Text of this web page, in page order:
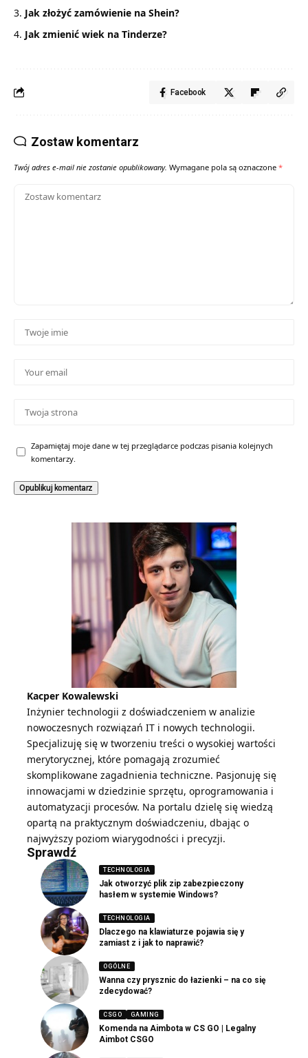
Jak złożyć zamówienie na Shein?
Jak zmienić wiek na Tinderze?
Facebook
Zostaw komentarz
Twój adres e-mail nie zostanie opublikowany. Wymagane pola są oznaczone *
Zapamiętaj moje dane w tej przeglądarce podczas pisania kolejnych
komentarzy.
Kacper Kowalewski
Inżynier technologii z doświadczeniem w analizie
nowoczesnych rozwiązań IT i nowych technologii.
Specjalizuję się w tworzeniu treści o wysokiej wartości
merytorycznej, które pomagają zrozumieć
skomplikowane zagadnienia techniczne. Pasjonuję się
innowacjami w dziedzinie sprzętu, oprogramowania i
automatyzacji procesów. Na portalu dzielę się wiedzą
opartą na praktycznym doświadczeniu, dbając o
najwyższy poziom wiarygodności i precyzji.
Sprawdź
TECHNOLOGIA
Jak otworzyć plik zip zabezpieczony
hasłem w systemie Windows?
TECHNOLOGIA
Dlaczego na klawiaturze pojawia się y
zamiast z i jak to naprawić?
OGÓLNE
Wanna czy prysznic do łazienki – na co się
zdecydować?
CSGO GAMING
Komenda na Aimbota w CS GO | Legalny
Aimbot CSGO